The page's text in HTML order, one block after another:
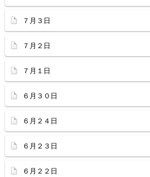
７月３日
７月２日
７月１日
６月３０日
６月２４日
６月２３日
６月２２日